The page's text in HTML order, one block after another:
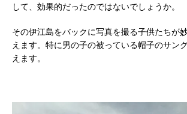
して、効果的だったのではないでしょうか。
その伊江島をバックに写真を撮る子供たちが
えます。特に男の子の被っている帽子のサン
えます。